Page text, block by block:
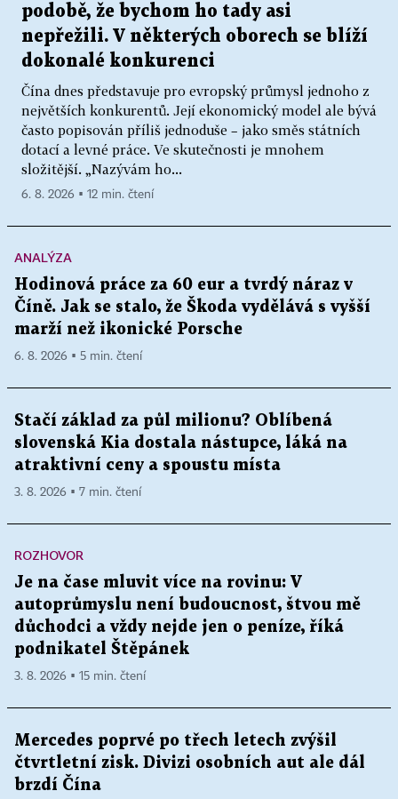
podobě, že bychom ho tady asi
nepřežili. V některých oborech se blíží
dokonalé konkurenci
Čína dnes představuje pro evropský průmysl jednoho z
největších konkurentů. Její ekonomický model ale bývá
často popisován příliš jednoduše – jako směs státních
dotací a levné práce. Ve skutečnosti je mnohem
složitější. „Nazývám ho...
6. 8. 2026 ▪ 12 min. čtení
ANALÝZA
Hodinová práce za 60 eur a tvrdý náraz v
Číně. Jak se stalo, že Škoda vydělává s vyšší
marží než ikonické Porsche
6. 8. 2026 ▪ 5 min. čtení
Stačí základ za půl milionu? Oblíbená
slovenská Kia dostala nástupce, láká na
atraktivní ceny a spoustu místa
3. 8. 2026 ▪ 7 min. čtení
ROZHOVOR
Je na čase mluvit více na rovinu: V
autoprůmyslu není budoucnost, štvou mě
důchodci a vždy nejde jen o peníze, říká
podnikatel Štěpánek
3. 8. 2026 ▪ 15 min. čtení
Mercedes poprvé po třech letech zvýšil
čtvrtletní zisk. Divizi osobních aut ale dál
brzdí Čína